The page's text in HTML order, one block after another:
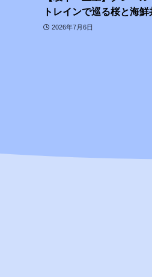
トレインで巡る桜と海
2026年7月6日